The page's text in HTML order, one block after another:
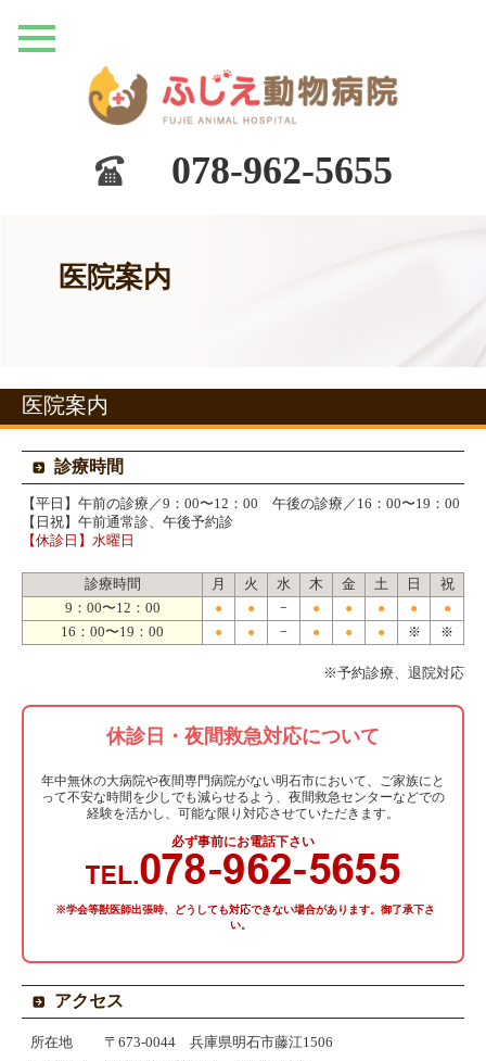
078-962-5655
医院案内
医院案内
診療時間
【平日】午前の診療／9：00〜12：00 午後の診療／16：00〜19：00
【日祝】午前通常診、午後予約診
【休診日】水曜日
診療時間 月 火 水 木 金 土 日
祝
9：00〜12：00
● ● − ● ● ● ●
●
16：00〜19：00
● ● − ● ● ● ※ ※
※予約診療、退院対応
休診日・夜間救急対応について
年中無休の大病院や夜間専門病院がない明石市において、ご家族にと
って不安な時間を少しでも減らせるよう、夜間救急センターなどでの
経験を活かし、可能な限り対応させていただきます。
必ず事前にお電話下さい
※学会等獣医師出張時、どうしても対応できない場合があります。御了承下さ
い。
アクセス
所在地
〒673-0044 兵庫県明石市藤江1506